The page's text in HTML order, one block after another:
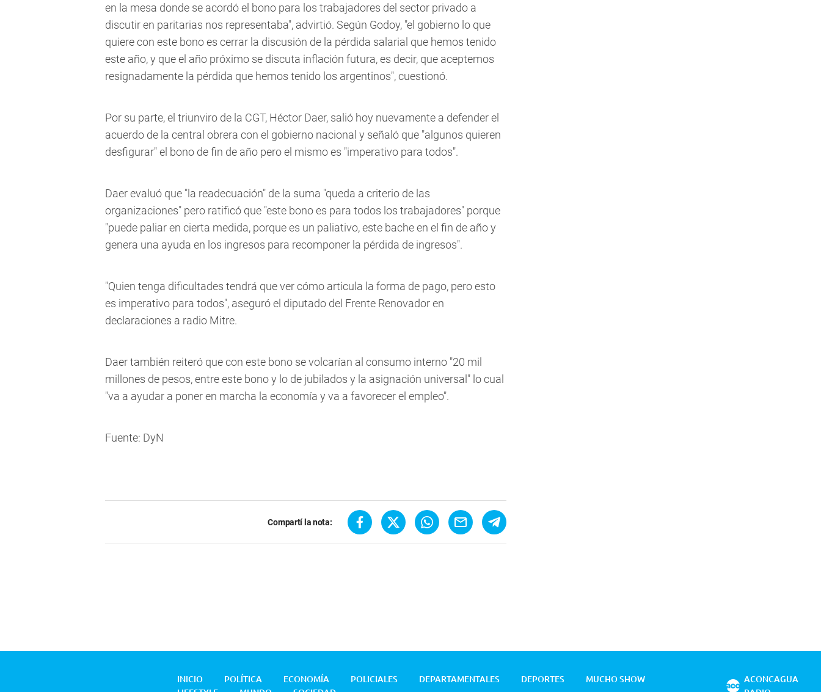
en la mesa donde se acordó el bono para los trabajadores del sector privado a
discutir en paritarias nos representaba", advirtió. Según Godoy, "el gobierno lo que
quiere con este bono es cerrar la discusión de la pérdida salarial que hemos tenido
este año, y que el año próximo se discuta inflación futura, es decir, que aceptemos
resignadamente la pérdida que hemos tenido los argentinos", cuestionó.
Por su parte, el triunviro de la CGT, Héctor Daer, salió hoy nuevamente a defender el
acuerdo de la central obrera con el gobierno nacional y señaló que "algunos quieren
desfigurar" el bono de fin de año pero el mismo es "imperativo para todos".
Daer evaluó que "la readecuación" de la suma "queda a criterio de las
organizaciones" pero ratificó que "este bono es para todos los trabajadores" porque
"puede paliar en cierta medida, porque es un paliativo, este bache en el fin de año y
genera una ayuda en los ingresos para recomponer la pérdida de ingresos".
"Quien tenga dificultades tendrá que ver cómo articula la forma de pago, pero esto
es imperativo para todos", aseguró el diputado del Frente Renovador en
declaraciones a radio Mitre.
Daer también reiteró que con este bono se volcarían al consumo interno "20 mil
millones de pesos, entre este bono y lo de jubilados y la asignación universal" lo cual
"va a ayudar a poner en marcha la economía y va a favorecer el empleo".
Fuente: DyN
Compartí la nota:
INICIO POLÍTICA ECONOMÍA POLICIALES DEPARTAMENTALES DEPORTES
MUCHO SHOW
ACONCAGUA